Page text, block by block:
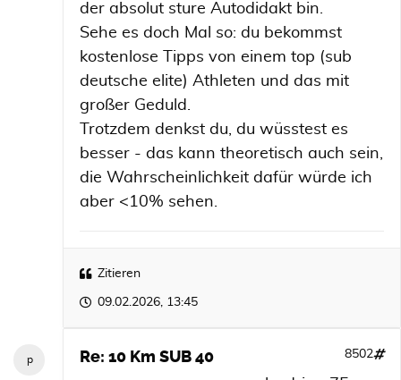
der absolut sture Autodidakt bin.
Sehe es doch Mal so: du bekommst
kostenlose Tipps von einem top (sub
deutsche elite) Athleten und das mit
großer Geduld.
Trotzdem denkst du, du wüsstest es
besser - das kann theoretisch auch sein,
die Wahrscheinlichkeit dafür würde ich
aber <10% sehen.
Zitieren
09.02.2026, 13:45
Re: 10 Km SUB 40 8502